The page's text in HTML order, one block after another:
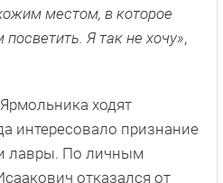
местом, в которое
Я так не хочу»,
ходят
интересовало признание
лавры. По личным
отказался от